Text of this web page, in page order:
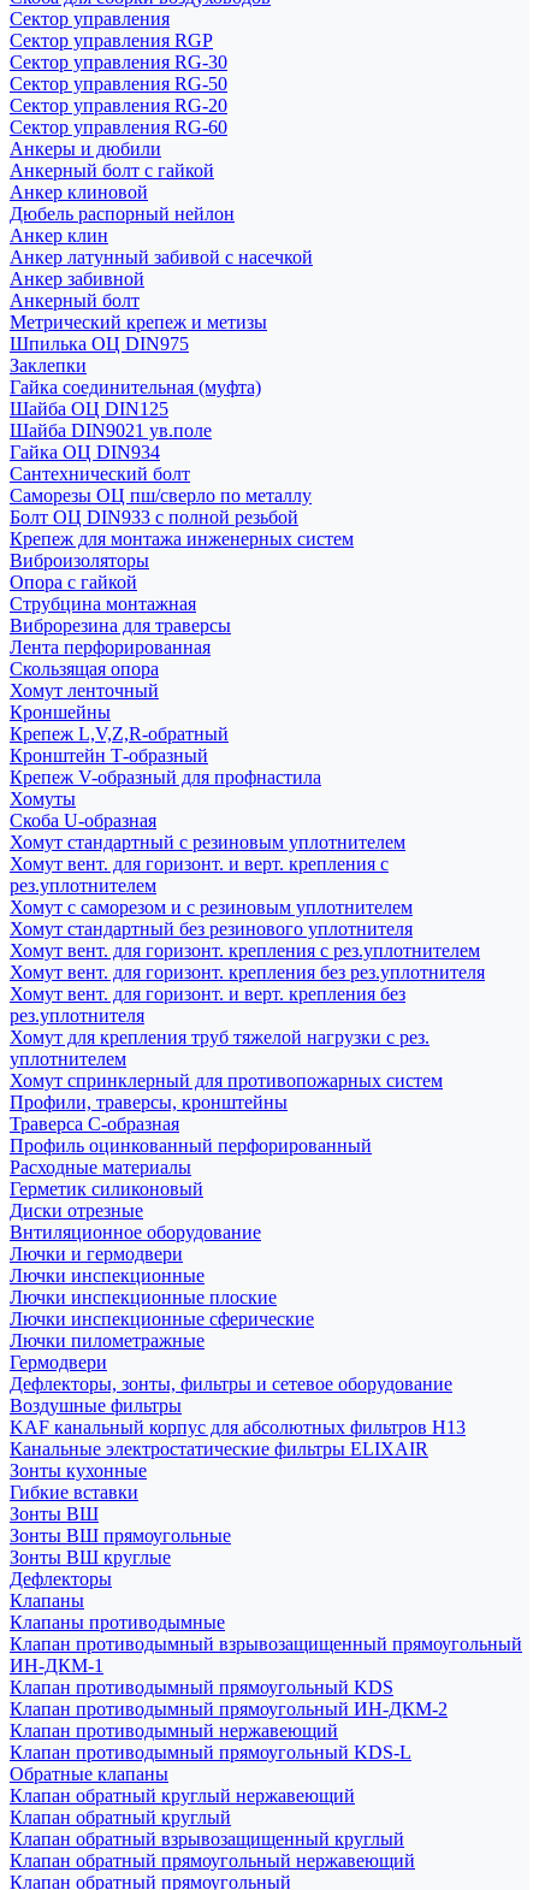
Сектор управления
Сектор управления RGP
Сектор управления RG-30
Сектор управления RG-50
Сектор управления RG-20
Сектор управления RG-60
Анкеры и дюбили
Анкерный болт с гайкой
Анкер клиновой
Дюбель распорный нейлон
Анкер клин
Анкер латунный забивой с насечкой
Анкер забивной
Анкерный болт
Метрический крепеж и метизы
Шпилька ОЦ DIN975
Заклепки
Гайка соединительная (муфта)
Шайба ОЦ DIN125
Шайба DIN9021 ув.поле
Гайка ОЦ DIN934
Сантехнический болт
Саморезы ОЦ пш/сверло по металлу
Болт ОЦ DIN933 с полной резьбой
Крепеж для монтажа инженерных систем
Виброизоляторы
Опора с гайкой
Струбцина монтажная
Виброрезина для траверсы
Лента перфорированная
Скользящая опора
Хомут ленточный
Кроншейны
Крепеж L,V,Z,R-обратный
Кронштейн Т-образный
Крепеж V-образный для профнастила
Хомуты
Скоба U-образная
Хомут стандартный с резиновым уплотнителем
Хомут вент. для горизонт. и верт. крепления с
рез.уплотнителем
Хомут с саморезом и с резиновым уплотнителем
Хомут стандартный без резинового уплотнителя
Хомут вент. для горизонт. крепления с рез.уплотнителем
Хомут вент. для горизонт. крепления без рез.уплотнителя
Хомут вент. для горизонт. и верт. крепления без
рез.уплотнителя
Хомут для крепления труб тяжелой нагрузки с рез.
уплотнителем
Хомут спринклерный для противопожарных систем
Профили, траверсы, кронштейны
Траверса С-образная
Профиль оцинкованный перфорированный
Расходные материалы
Герметик силиконовый
Диски отрезные
Внтиляционное оборудование
Лючки и гермодвери
Лючки инспекционные
Лючки инспекционные плоские
Лючки инспекционные сферические
Лючки пилометражные
Гермодвери
Дефлекторы, зонты, фильтры и сетевое оборудование
Воздушные фильтры
KAF канальный корпус для абсолютных фильтров H13
Канальные электростатические фильтры ELIXAIR
Зонты кухонные
Гибкие вставки
Зонты ВШ
Зонты ВШ прямоугольные
Зонты ВШ круглые
Дефлекторы
Клапаны
Клапаны противодымные
Клапан противодымный взрывозащищенный прямоугольный
ИН-ДКМ-1
Клапан противодымный прямоугольный KDS
Клапан противодымный прямоугольный ИН-ДКМ-2
Клапан противодымный нержавеющий
Клапан противодымный прямоугольный KDS-L
Обратные клапаны
Клапан обратный круглый нержавеющий
Клапан обратный круглый
Клапан обратный взрывозащищенный круглый
Клапан обратный прямоугольный нержавеющий
Клапан обратный прямоугольный